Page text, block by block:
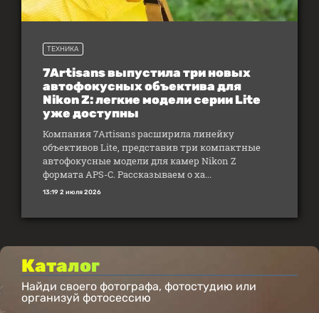
ТЕХНИКА
7Artisans выпустила три новых
автофокусных объектива для
Nikon Z: легкие модели серии Lite
уже доступны
Компания 7Artisans расширила линейку
объективов Lite, представив три компактные
автофокусные модели для камер Nikon Z
формата APS-C. Рассказываем о ха...
13:19 2 июля 2026
Каталог
Найди своего фотографа, фотостудию или
организуй фотосессию